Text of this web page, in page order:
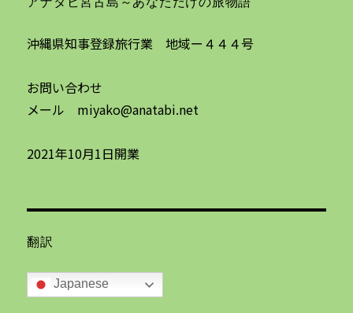
沖縄県知事登録旅行業 地域ー４４４号
お問い合わせ
メール miyako@anatabi.net
2021年10月1日開業
翻訳
Japanese